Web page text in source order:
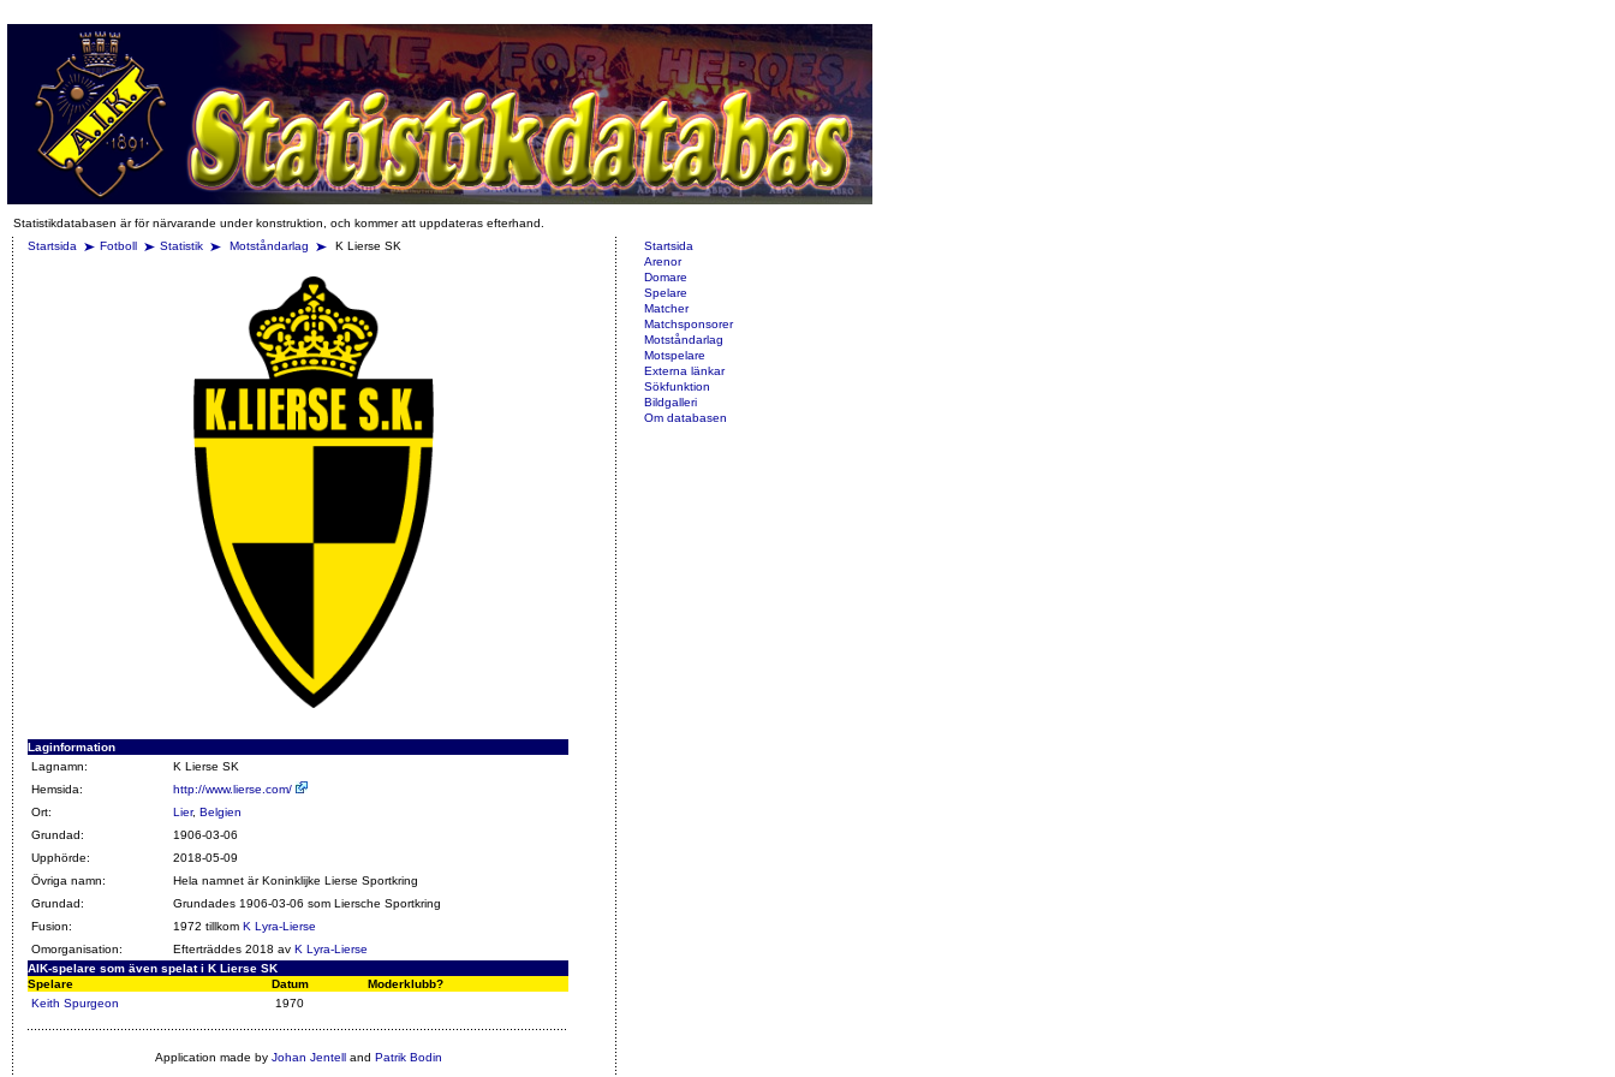
Statistikdatabasen är för närvarande under konstruktion, och kommer att uppdateras efterhand.
Startsida
Fotboll Statistik Motståndarlag K Lierse SK
Laginformation
Lagnamn:
K Lierse SK
Hemsida:
http://www.lierse.com/
Ort:
Lier, Belgien
Grundad:
1906-03-06
Upphörde:
2018-05-09
Övriga namn:
Hela namnet är Koninklijke Lierse Sportkring
Grundad:
Grundades 1906-03-06 som Liersche Sportkring
Fusion:
1972 tillkom K Lyra-Lierse
Omorganisation:
Efterträddes 2018 av K Lyra-Lierse
AIK-spelare som även spelat i K Lierse SK
Spelare
Datum
Moderklubb?
Keith Spurgeon
1970
Application made by Johan Jentelland Patrik Bodin
Startsida
Arenor
Domare
Spelare
Matcher
Matchsponsorer
Motståndarlag
Motspelare
Externa länkar
Sökfunktion
Bildgalleri
Om databasen